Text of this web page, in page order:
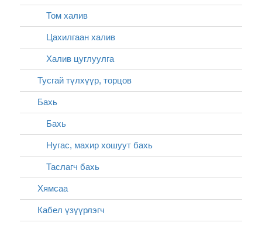
Том халив
Цахилгаан халив
Халив цуглуулга
Тусгай түлхүүр, торцов
Бахь
Бахь
Нугас, махир хошуут бахь
Таслагч бахь
Хямсаа
Кабел үзүүрлэгч